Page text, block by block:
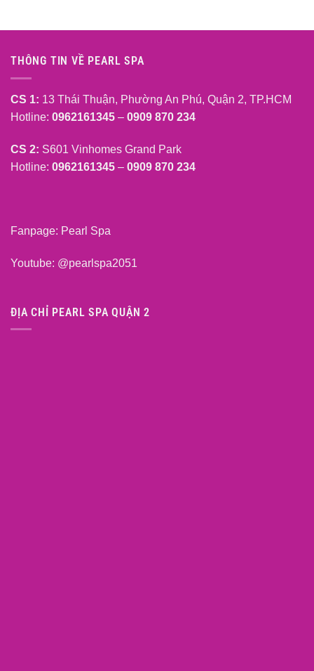
THÔNG TIN VỀ PEARL SPA
CS 1: 13 Thái Thuận, Phường An Phú, Quận 2, TP.HCM
Hotline: 0962161345 – 0909 870 234
CS 2: S601 Vinhomes Grand Park
Hotline: 0962161345 – 0909 870 234
Fanpage: Pearl Spa
Youtube: @pearlspa2051
ĐỊA CHỈ PEARL SPA QUẬN 2